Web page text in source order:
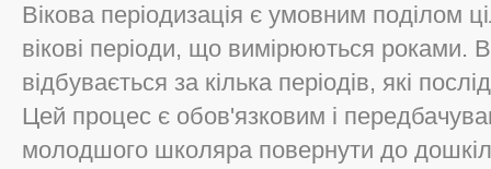
Вікова періодизація є умовним поділом
вікові періоди, що вимірюються роками.
відбувається за кілька періодів, які
Цей процес є обов'язковим і
молодшого школяра повернути до